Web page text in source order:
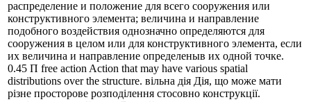
распределение и положение для всего сооружения или
конструктивного элемента; величина и направление
подобного воздействия однозначно определяются для
сооружения в целом или для конструктивного элемента, если
их величина и направление определеныв их одной точке.
0.45 П free action Action that may have various spatial
distributions over the structure. вільна дія Дія, що може мати
різне просторове розподілення стосовно конструкції.